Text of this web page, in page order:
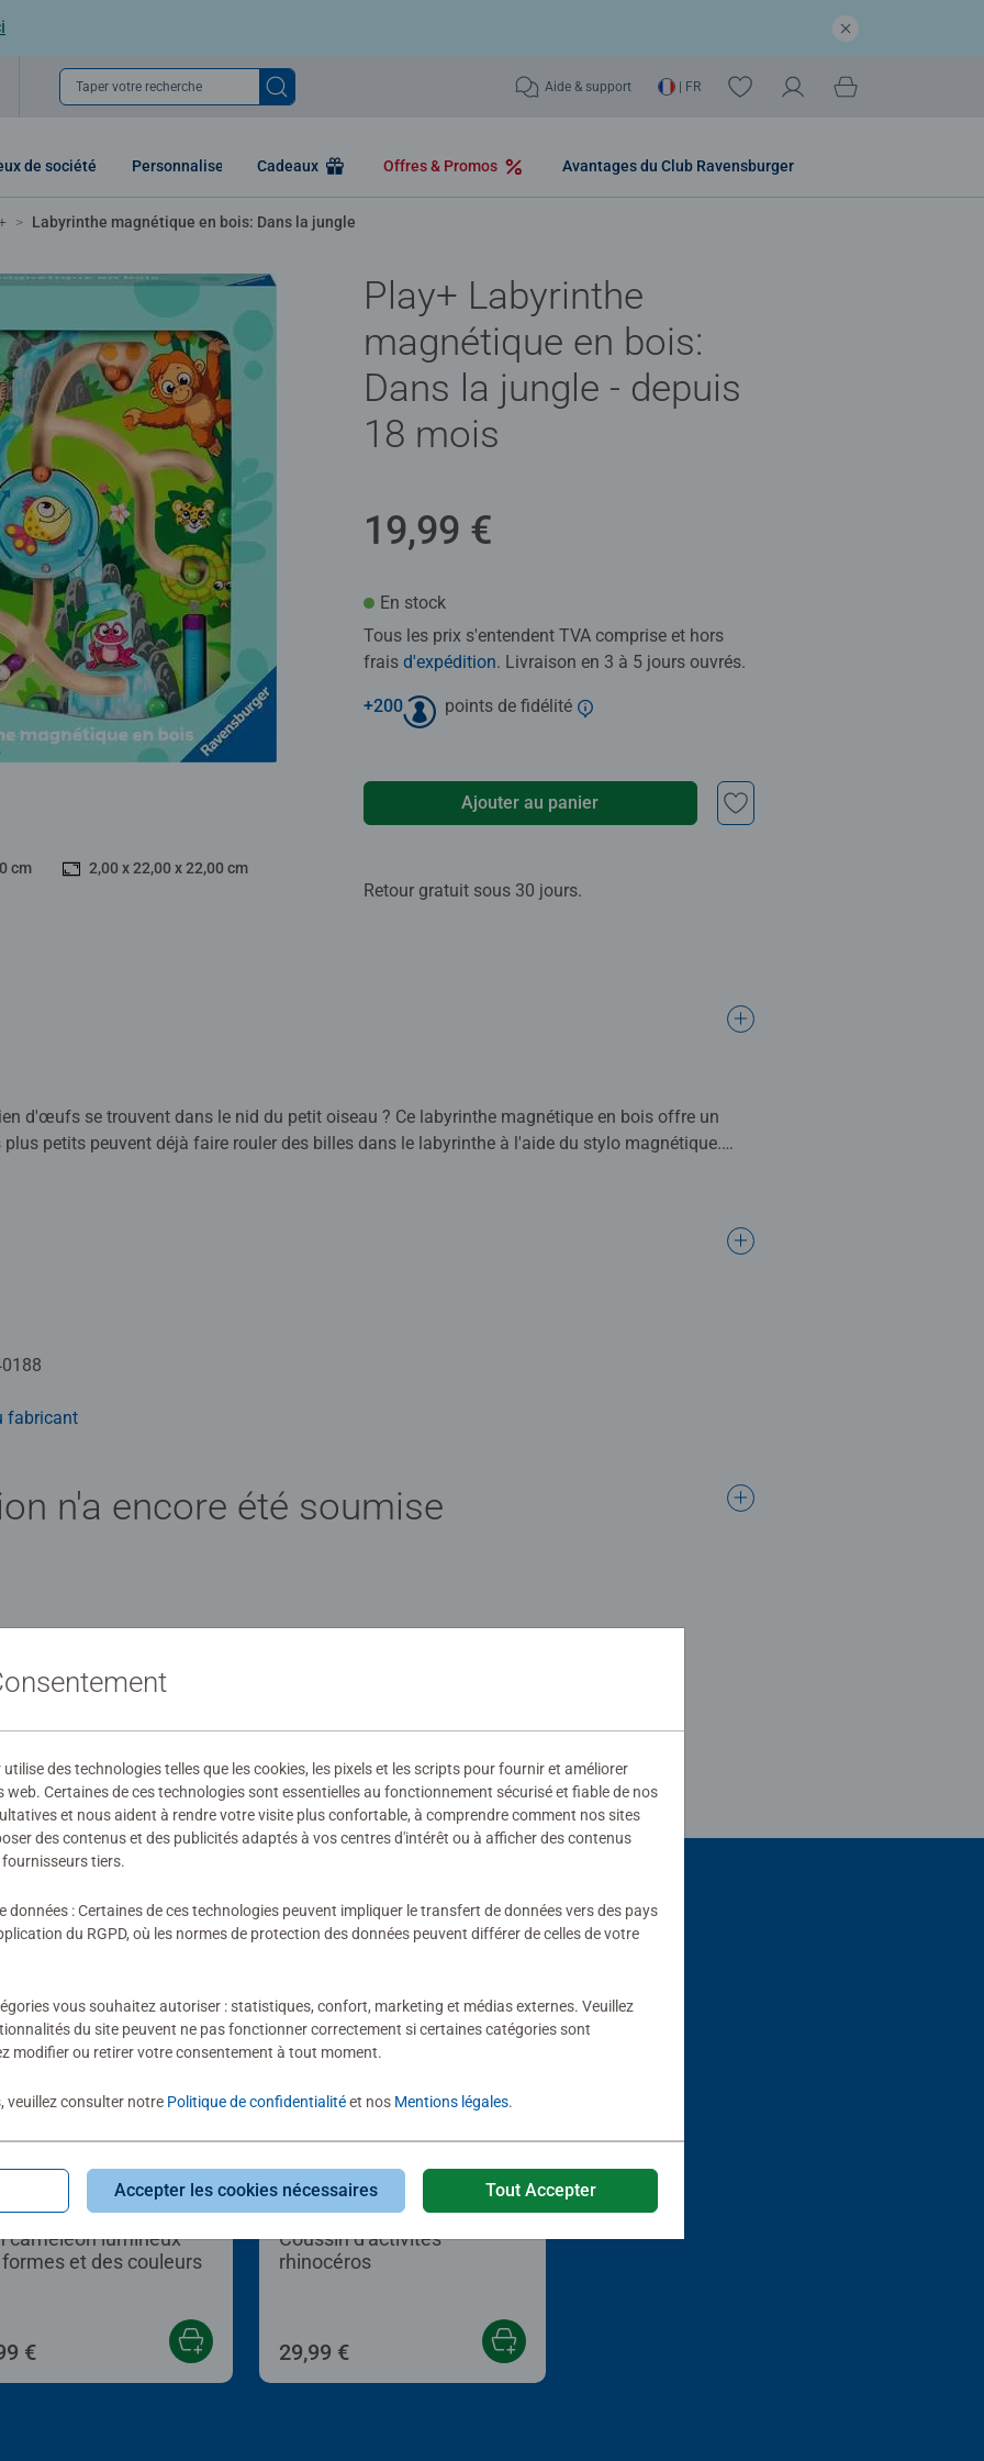
Taper votre recherche Aide & support | FR
de société Personnaliser Cadeaux Offres & Promos Avantages du Club Ravensburger
Labyrinthe magnétique en bois: Dans la jungle
cm 2,00 x 22,00 x 22,00 cm
Play+ Labyrinthe
magnétique en bois:
Dans la jungle - depuis
18 mois
19,99 €
En stock
Tous les prix s'entendent TVA comprise et hors
frais d'expédition. Livraison en 3 à 5 jours ouvrés.
+200 points de fidélité
Ajouter au panier
Retour gratuit sous 30 jours.
d'œufs se trouvent dans le nid du petit oiseau ? Ce labyrinthe magnétique en bois offre un
petits peuvent déjà faire rouler des billes dans le labyrinthe à l'aide du stylo magnétique.
fabricant
n'a encore été soumise
caméléon lumineux
et des couleurs
6 mois et +
€
Coussin d'activités
rhinocéros
Jouets Naissance
29,99 €
des technologies telles que les cookies, les pixels et les scripts pour fournir et améliorer
web. Certaines de ces technologies sont essentielles au fonctionnement sécurisé et fiable de nos
et nous aident à rendre votre visite plus confortable, à comprendre comment nos sites
des contenus et des publicités adaptés à vos centres d'intérêt ou à afficher des contenus
tiers.
: Certaines de ces technologies peuvent impliquer le transfert de données vers des pays
du RGPD, où les normes de protection des données peuvent différer de celles de votre
vous souhaitez autoriser : statistiques, confort, marketing et médias externes. Veuillez
du site peuvent ne pas fonctionner correctement si certaines catégories sont
modifier ou retirer votre consentement à tout moment.
veuillez consulter notre Politique de confidentialitéet nos Mentions légales.
Accepter les cookies nécessaires Tout Accepter